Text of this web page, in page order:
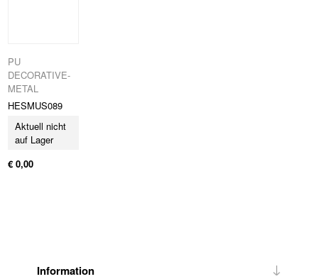
PU
DECORATIVE-
METAL
HESMUS089
Aktuell nicht
auf Lager
€ 0,00
Information